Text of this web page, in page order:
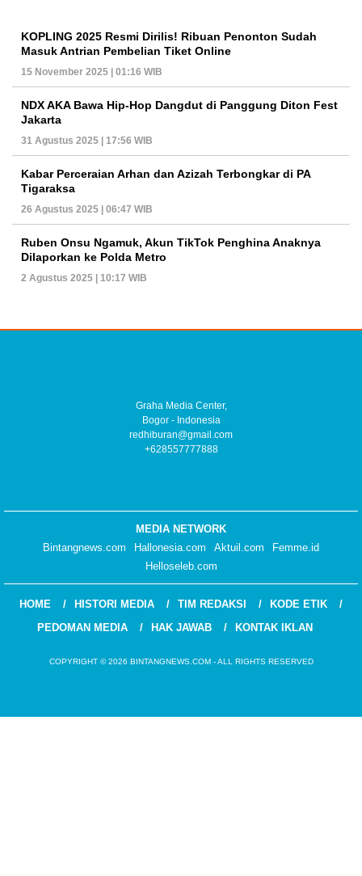
KOPLING 2025 Resmi Dirilis! Ribuan Penonton Sudah
Masuk Antrian Pembelian Tiket Online
15 November 2025 | 01:16 WIB
NDX AKA Bawa Hip-Hop Dangdut di Panggung Diton Fest
Jakarta
31 Agustus 2025 | 17:56 WIB
Kabar Perceraian Arhan dan Azizah Terbongkar di PA
Tigaraksa
26 Agustus 2025 | 06:47 WIB
Ruben Onsu Ngamuk, Akun TikTok Penghina Anaknya
Dilaporkan ke Polda Metro
2 Agustus 2025 | 10:17 WIB
Graha Media Center,
Bogor - Indonesia
redhiburan@gmail.com
+628557777888
MEDIA NETWORK
Bintangnews.com
Hallonesia.com Aktuil.com
Femme.id
Helloseleb.com
HOME HISTORI MEDIA TIM REDAKSI
KODE ETIK
PEDOMAN MEDIA
HAK JAWAB KONTAK IKLAN
COPYRIGHT © 2026 BINTANGNEWS.COM - ALL RIGHTS RESERVED